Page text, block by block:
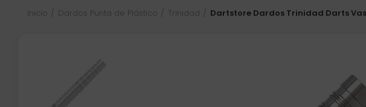
Inicio Dardos Punta de Plástico Trinidad Dartstore Dardos Trinidad Darts